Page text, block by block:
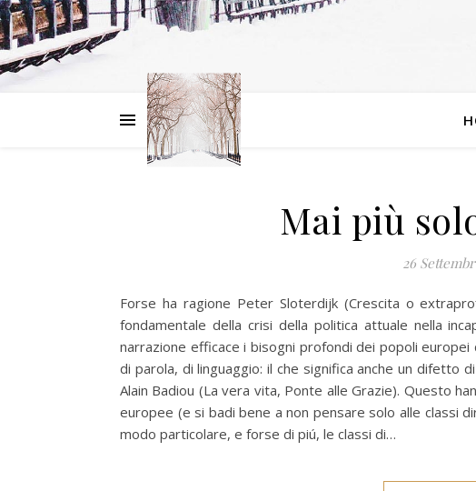
Mai più
26
Forse ha ragione Peter Sloterdijk (Crescita o
fondamentale della crisi della politica attuale nella
narrazione efficace i bisogni profondi dei popoli
di parola, di linguaggio: il che significa anche un difetto
Alain Badiou (La vera vita, Ponte alle Grazie). Questo
europee (e si badi bene a non pensare solo alle classi
modo particolare, e forse di piú, le classi di…